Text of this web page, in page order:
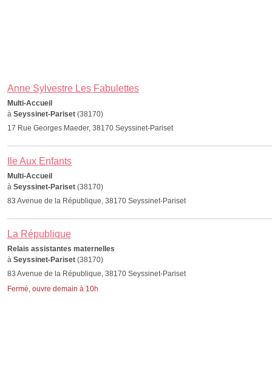
Anne Sylvestre Les Fabulettes
Multi-Accueil
à Seyssinet-Pariset (38170)
17 Rue Georges Maeder, 38170 Seyssinet-Pariset
Ile Aux Enfants
Multi-Accueil
à Seyssinet-Pariset (38170)
83 Avenue de la République, 38170 Seyssinet-Pariset
La République
Relais assistantes maternelles
à Seyssinet-Pariset (38170)
83 Avenue de la République, 38170 Seyssinet-Pariset
Fermé, ouvre demain à 10h